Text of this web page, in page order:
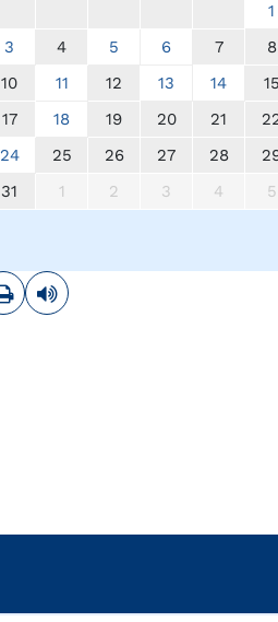
1
3
4 5 6 7 8
10
11 12 13 14 15
17
18 19 20 21
24
25 26 27 28
31
1 2 3 4 5
ImprimirLeer contenido